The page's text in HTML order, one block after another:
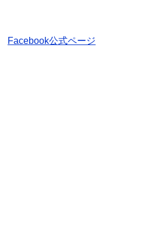
Facebook公式ページ